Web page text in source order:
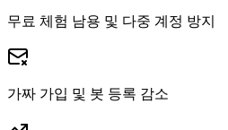
무료 체험 남용 및 다중 계정 방지
가짜 가입 및 봇 등록 감소